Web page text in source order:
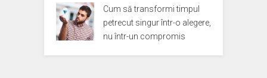
Cum să transformi timpul
petrecut singur într-o alegere,
nu într-un compromis